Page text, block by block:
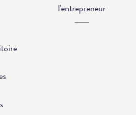
l'entrepreneur